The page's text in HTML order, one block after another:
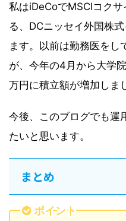
私はiDeCoでMSCIコク
る、DCニッセイ外国株
ます。以前は勤務医をし
が、今年の4月から大学
万円に積立額が増加しま
今後、このブログでも運
たいと思います。
まとめ
ポイント